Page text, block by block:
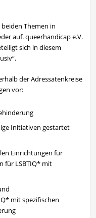
Themen in
auf. queerhandicap e.V.
sich in diesem
der Adressatenkreise
vor:
Initiativen gestartet
Einrichtungen für
für LSBTIQ* mit
mit spezifischen